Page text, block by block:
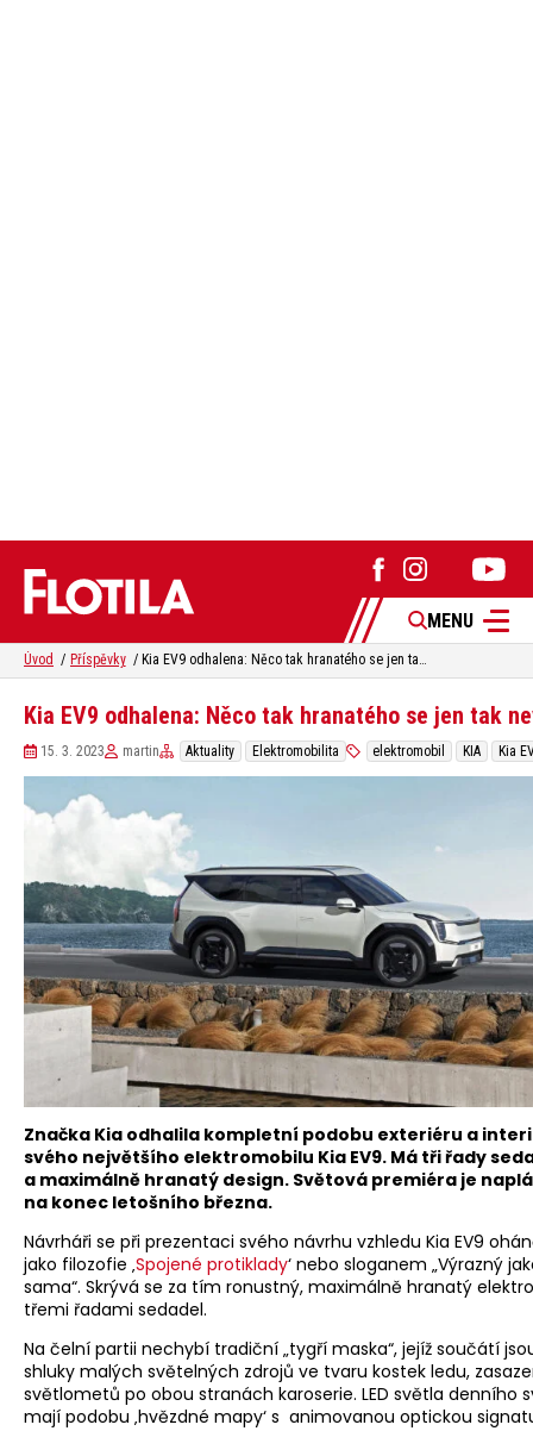
MENU
Úvod Příspěvky Kia EV9 odhalena: Něco tak hranatého se jen tak nevidí
Kia EV9 odhalena: Něco tak hranatého se jen tak
15. 3. 2023 martin Aktuality Elektromobilita elektromobil KIA Kia
Značka Kia odhalila kompletní podobu exteriéru a
svého největšího elektromobilu Kia EV9. Má tři řady
a maximálně hranatý design. Světová premiéra je
na konec letošního března.
Návrháři se při prezentaci svého návrhu vzhledu Kia EV9
jako filozofie ‚Spojené protiklady‘ nebo sloganem „Výrazný
sama“. Skrývá se za tím ronustný, maximálně hranatý
třemi řadami sedadel.
Na čelní partii nechybí tradiční „tygří maska“, jejíž součátí
shluky malých světelných zdrojů ve tvaru kostek ledu,
světlometů po obou stranách karoserie. LED světla denního
mají podobu ‚hvězdné mapy‘ s animovanou optickou